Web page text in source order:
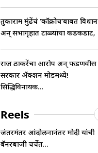
तुकाराम मुंढेंचं ‘कॉक्रोच’बाबत विधान
अन् सभागृहात टाळ्यांचा कडकडाट,
राज ठाकरेंचा आरोप अन् फडणवीस
सरकार ॲक्शन मोडमध्ये!
सिद्धिविनायक...
Reels
जंतरमंतर आंदोलनानंतर मोदी यांची
बॅनरबाजी चर्चेत...